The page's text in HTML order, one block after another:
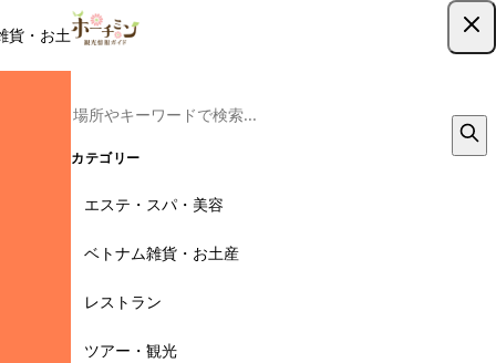
貨・お土産レストラン
カテゴリー
エステ・スパ・美容
ベトナム雑貨・お土産
レストラン
ツアー・観光